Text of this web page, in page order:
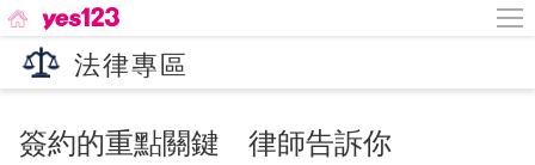
法律專區
簽約的重點關鍵 律師告訴你